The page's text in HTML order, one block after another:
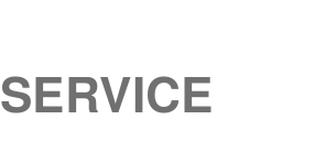
SERVICE